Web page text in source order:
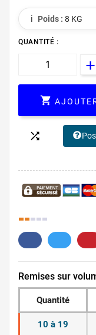
ℹ️ Poids : 8 KG
QUANTITÉ :


Remises sur
Quantité
10 à 19